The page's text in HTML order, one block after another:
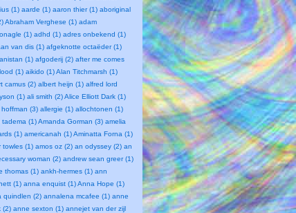
(1) aarde (1) aaron thier (1) aboriginal
Abraham Verghese (1) adam
(1) adhd (1) adres onbekend (1)
van dis (1) afgeknotte octaëder (1)
(1) afgoderij (2) after me comes
(1) aikido (1)Alan Titchmarsh (1)
camus (2) albert heijn (1) alfred lord
(1) ali smith (2)Alice Elliott Dark (1)
hoffman (3) allergie (1) allochtonen (1)
tadema (1)Amanda Gorman (3) amelia
(1) americanah (1)Aminatta Forna (1)
towles (1) amos oz (2) an odyssey (2) an
woman (2) andrew sean greer (1)
thomas (1) ankh-hermes (1) ann
(1) anna enquist (1)Anna Hope (1)
quindlen (2) annalena mcafee (1) anne
(2) anne sexton (1) annejet van der zijl